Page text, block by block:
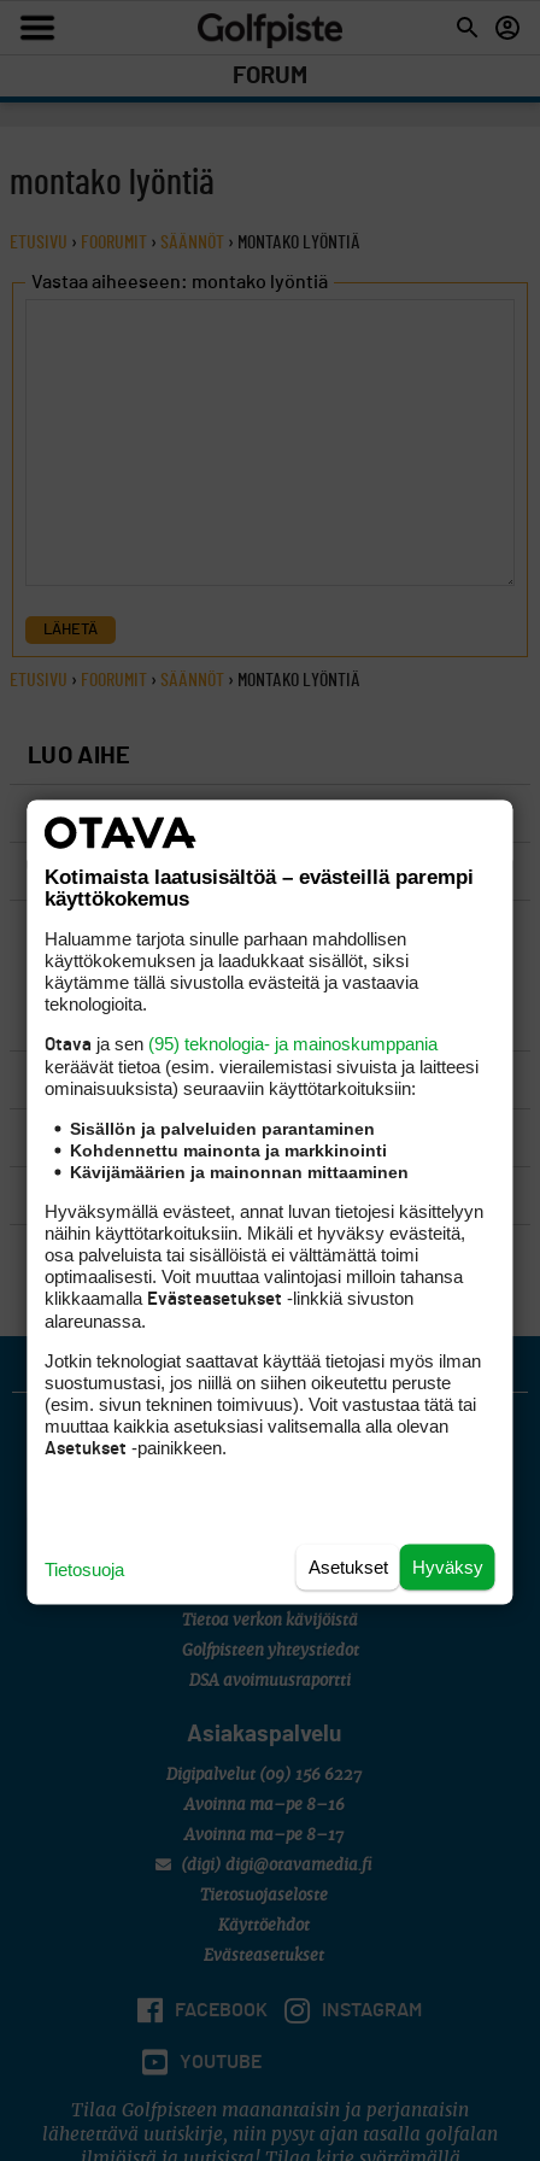
FORUM
montako lyöntiä
ETUSIVU › FOORUMIT › SÄÄNNÖT › MONTAKO LYÖNTIÄ
Vastaa aiheeseen: montako lyöntiä
LÄHETÄ
ETUSIVU › FOORUMIT › SÄÄNNÖT › MONTAKO LYÖNTIÄ
LUO AIHE
SÄÄNNÖT
OHJEET
UUSIMMAT VIESTIKETJUT
VÄLINEET
MATKAILU
SÄÄNNÖT
Golfpiste mediakortti
Mediahinnasto
Tietoa verkon kävijöistä
Golfpisteen yhteystiedot
DSA avoimuusraportti
Asiakaspalvelu
Digipalvelut (09) 156 6227
Avoinna ma–pe 8–16
Avoinna ma–pe 8–17
(digi) digi@otavamedia.fi
Tietosuojaseloste
Käyttöehdot
Evästeasetukset
FACEBOOK INSTAGRAM
YOUTUBE
Tilaa Golfpisteen maanantaisin ja perjantaisin
lähetettävä uutiskirje, niin pysyt ajan tasalla golfalan
Kotimaista laatusisältöä – evästeillä parempi
käyttökokemus
Haluamme tarjota sinulle parhaan mahdollisen
käyttökokemuksen ja laadukkaat sisällöt, siksi
käytämme tällä sivustolla evästeitä ja vastaavia
teknologioita.
Otava ja sen (95) teknologia- ja mainoskumppania
keräävät tietoa (esim. vierailemis­tasi sivuista ja laitteesi
ominaisuuk­sista) seuraaviin käyttötarkoituksiin:
Sisällön ja palveluiden parantaminen
Kohdennettu mainonta ja markkinointi
Kävijämäärien ja mainonnan mittaaminen
Hyväksymällä evästeet, annat luvan tietojesi käsittelyyn
näihin käyttötarkoituksiin. Mikäli et hyväksy evästeitä,
osa palveluista tai sisällöistä ei välttämättä toimi
optimaalisesti. Voit muuttaa valintojasi milloin tahansa
klikkaamalla Evästeasetukset -linkkiä sivuston
alareunassa.
Jotkin teknologiat saattavat käyttää tietojasi myös ilman
suostumustasi, jos niillä on siihen oikeutettu peruste
(esim. sivun tekninen toimivuus). Voit vastustaa tätä tai
muuttaa kaikkia asetuksiasi valitsemalla alla olevan
Asetukset -painikkeen.
Hyväksy
Asetukset
Tietosuoja